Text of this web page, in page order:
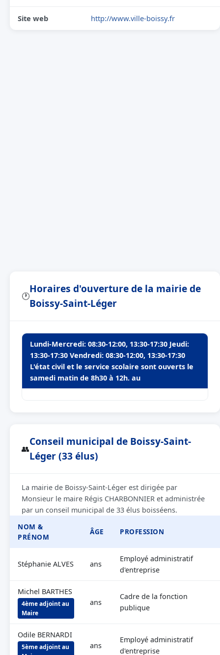
Site web http://www.ville-boissy.fr
🕐
Horaires d'ouverture de la mairie de
Boissy-Saint-Léger
Lundi-Mercredi: 08:30-12:00, 13:30-17:30 Jeudi:
13:30-17:30 Vendredi: 08:30-12:00, 13:30-17:30
L'état civil et le service scolaire sont ouverts le
samedi matin de 8h30 à 12h. au
👥
Conseil municipal de Boissy-Saint-
Léger (33 élus)
La mairie de Boissy-Saint-Léger est dirigée par
Monsieur le maire Régis CHARBONNIER et administrée
par un conseil municipal de 33 élus boisséens.
NOM &
PRÉNOM
ÂGE PROFESSION
Stéphanie ALVES ans
Employé administratif
d'entreprise
Michel BARTHES
4ème adjoint au
Maire
ans
Cadre de la fonction
publique
Odile BERNARDI
5ème adjoint au
ans
Employé administratif
d'entreprise